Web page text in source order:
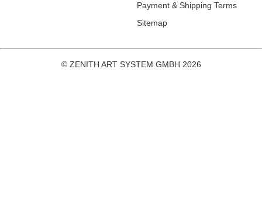
Payment & Shipping Terms
Sitemap
© ZENITH ART SYSTEM GMBH 2026